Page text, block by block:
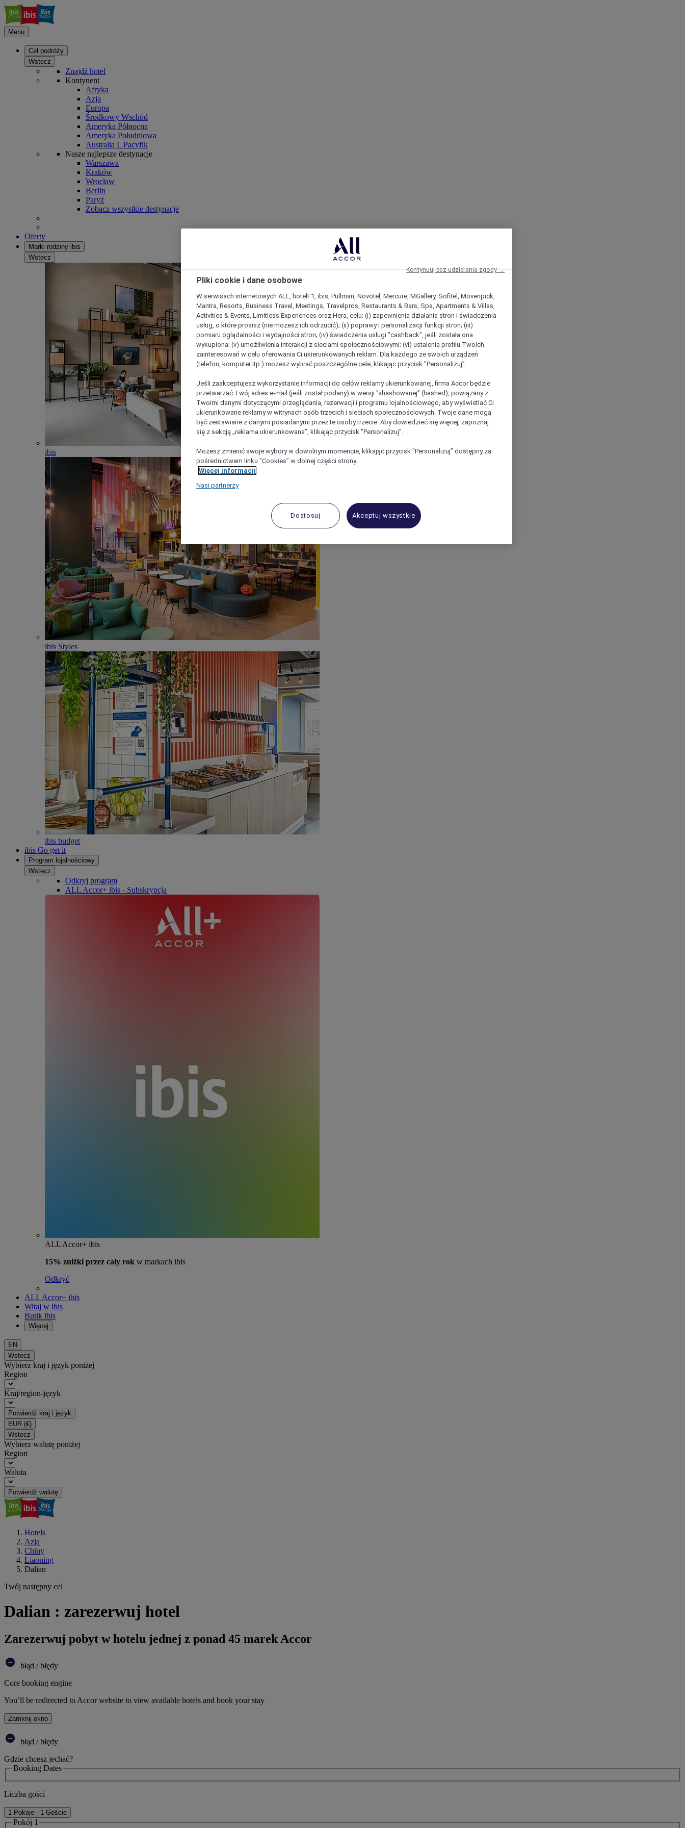
Menu
Cel podróży
Wstecz
Znajdź hotel
Kontynent
Afryka
Azja
Europa
Środkowy Wschód
Ameryka Północna
Ameryka Południowa
Australia L Pacyfik
Nasze najlepsze destynacje
Warszawa
Kraków
Wrocław
Berlin
Paryż
Zobacz wszystkie destynacje
Oferty
Marki rodziny ibis
Wstecz
ibis
ibis Styles
ibis budget
ibis Go get it
Program lojalnościowy
Wstecz
Odkryj program
ALL Accor+ ibis - Subskrypcja
ALL Accor+ ibis
15% zniżki przez cały rok w markach ibis
Odkryć
ALL Accor+ ibis
Witaj w ibis
Butik ibis
Więcej
EN
Wstecz
Wybierz kraj i język poniżej
Region
Kraj/region-język
Potwierdź kraj i język
EUR (€)
Wstecz
Wybierz walutę poniżej
Region
Waluta
Potwierdź walutę
Hotels
Azja
Chiny
Liaoning
Dalian
Twój następny cel
Dalian : zarezerwuj hotel
Zarezerwuj pobyt w hotelu jednej z ponad 45 marek Accor
błąd / błędy
Core booking engine
You’ll be redirected to Accor website to view available hotels and book your stay
Zamknij okno
błąd / błędy
Gdzie chcesz jechać?
Booking Dates
Liczba gości
1 Pokoje - 1 Goście
Pokój 1
Pliki cookie i dane osobowe
W serwisach internetowych ALL, hotelF1, ibis, Pullman, Novotel, Mercure, MGallery, Sofitel, Movenpick,
Mantra, Resorts, Business Travel, Meetings, Travelpros, Restaurants & Bars, Spa, Apartments & Villas,
Activities & Events, Limitless Experiences oraz Hera, celu: (i) zapewnienia działania stron i świadczenia
usług, o które prosisz (nie możesz ich odrzucić); (ii) poprawy i personalizacji funkcji stron; (iii)
pomiaru oglądalności i wydajności stron; (iv) świadczenia usługi "cashback”, jeśli została ona
wykupiona; (v) umożliwienia interakcji z sieciami społecznościowymi; (vi) ustalenia profilu Twoich
zainteresowań w celu oferowania Ci ukierunkowanych reklam. Dla każdego ze swoich urządzeń
(telefon, komputer itp.) możesz wybrać poszczególne cele, klikając przycisk "Personalizuj”.
Jeśli zaakceptujesz wykorzystanie informacji do celów reklamy ukierunkowanej, firma Accor będzie
przetwarzać Twój adres e-mail (jeśli został podany) w wersji "shashowanej” (hashed), powiązany z
Twoimi danymi dotyczącymi przeglądania, rezerwacji i programu lojalnościowego, aby wyświetlać Ci
ukierunkowane reklamy w witrynach osób trzecich i sieciach społecznościowych. Twoje dane mogą
być zestawiane z danymi posiadanymi przez te osoby trzecie. Aby dowiedzieć się więcej, zapoznaj
się z sekcją „reklama ukierunkowana”, klikając przycisk "Personalizuj”.
Możesz zmienić swoje wybory w dowolnym momencie, klikając przycisk "Personalizuj” dostępny za
pośrednictwem linku "Cookies” w dolnej części strony.
Więcej informacji
Nasi partnerzy
Dostosuj Akceptuj wszystkie
Kontynuuj bez udzielania zgody →